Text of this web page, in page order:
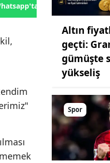
Gönder
Altın
geçti:
gümüşte
yükseliş
Spor